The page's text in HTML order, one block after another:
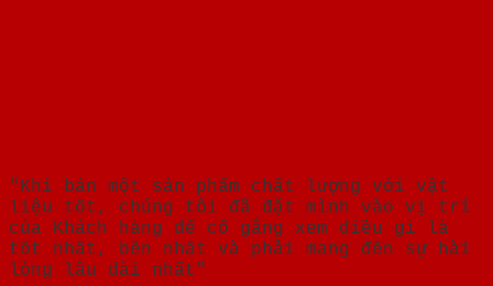
"Khi bán một sản phẩm chất lượng với vật
liệu tốt, chúng tôi đã đặt mình vào vị trí
của Khách hàng để cố gắng xem điều gì là
tốt nhất, bền nhất và phải mang đến sự hài
lòng lâu dài nhất"